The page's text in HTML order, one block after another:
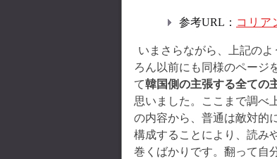
参考URL： コリア
いまさらながら、上記の
ろん以前にも同様のページ
て韓国側の主張する全ての
思いました。ここまで調べ
の内容から、普通は敵対的
構成することにより、読み
巻くばかりです。翻って自